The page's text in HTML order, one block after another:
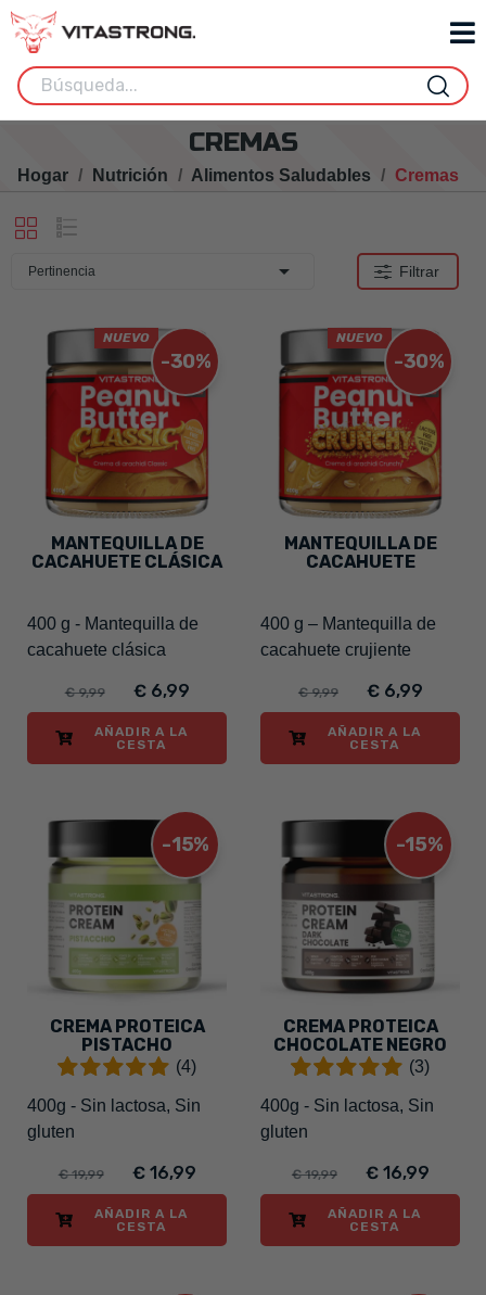
CREMAS
Hogar Nutrición Alimentos Saludables Cremas
Pertinencia  Filtrar
-30%
NUEVO
MANTEQUILLA DE
CACAHUETE CLÁSICA
400 g - Mantequilla de
cacahuete clásica
€ 9,99 € 6,99
AÑADIR A LA
CESTA
-30%
NUEVO
MANTEQUILLA DE
CACAHUETE
400 g – Mantequilla de
cacahuete crujiente
€ 9,99 € 6,99
AÑADIR A LA
CESTA
-15%
CREMA PROTEICA
PISTACHO
(4)
400g - Sin lactosa, Sin
gluten
€ 19,99 € 16,99
AÑADIR A LA
CESTA
-15%
CREMA PROTEICA
CHOCOLATE NEGRO
(3)
400g - Sin lactosa, Sin
gluten
€ 19,99 € 16,99
AÑADIR A LA
CESTA